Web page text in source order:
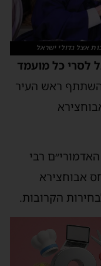
גדולי ישראל
כל מועמד
ראש העיר
רבי
הקרובות.